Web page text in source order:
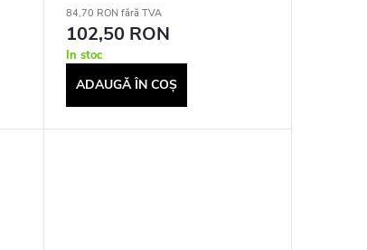
84,70 RON fără TVA
102,50 RON
In stoc
ADAUGĂ ÎN COŞ